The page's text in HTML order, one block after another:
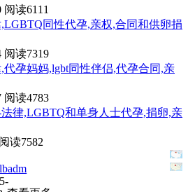
阅读6111
同性代孕,亲权,合同和供卵捐
阅读7319
代孕妈妈,lgbt同性伴侣,代孕合同,亲
阅读4783
律,LGBTQ和单身人士代孕,捐卵,亲
阅读7582